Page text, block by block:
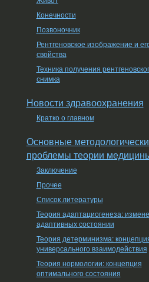
Конечности
Позвоночник
Рентгеновское изображение и
свойства
Техника получения
снимка
Новости здравоохранения
Кратко о главном
Основные
проблемы теории
Заключение
Прочее
Список литературы
Теория адаптациогенеза:
адаптивных состоянии
Теория детерминизма:
универсального взаимодействия
Теория нормологии: концепция
оптимального состояния